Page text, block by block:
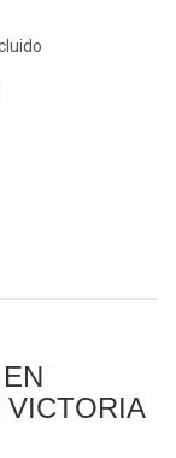
VICTORIA